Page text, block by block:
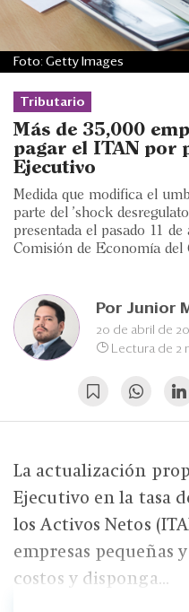
Economía y Finanzas
Legal y Política
Eventos
Blogs
Ranking CEO
Edición Impresa
Tributario
Más de 35,000
pagar el ITAN por
Ejecutivo
Medida que modifica el
parte del 'shock
presentada el pasado 11
Comisión de Economía del
Por Junior
20 de abril de
Lectura de 2
Foto: Getty Images
La actualización
Ejecutivo en la tasa
los Activos Netos
empresas pequeñas
costos y disponga...